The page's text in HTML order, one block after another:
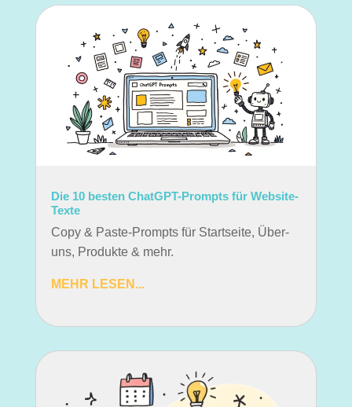
Die 10 besten ChatGPT-Prompts für Website-
Texte
Copy & Paste-Prompts für Startseite, Über-
uns, Produkte & mehr.
MEHR LESEN...